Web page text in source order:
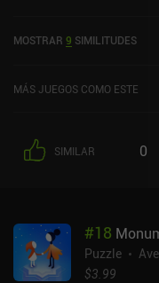
sobre 5,0 en la App Store
MOSTRAR 9 SIMILITUDES
MÁS JUEGOS COMO ESTE
SIMILAR 0
#18
Puzzle
$3.99